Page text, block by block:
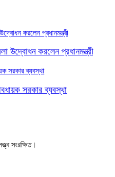
উদ্বোধন করলেন প্রধানমন্ত্রী
সরকার ব্যবস্থা
সংরক্ষিত।